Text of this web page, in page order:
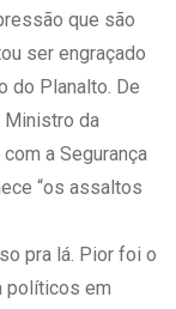
que são
ser engraçado
do Planalto. De
Ministro da
a Segurança
“os assaltos
pra lá. Pior foi o
políticos em